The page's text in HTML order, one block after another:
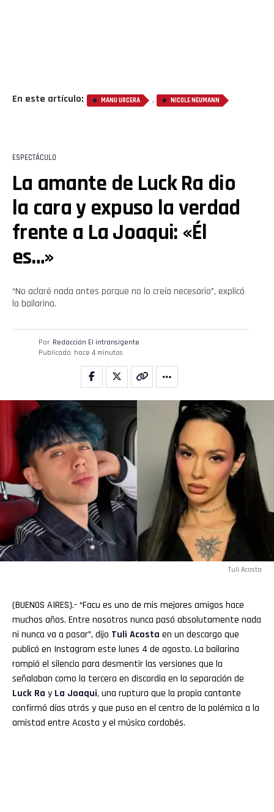
En este artículo: MANU URCERA , NICOLE NEUMANN
ESPECTÁCULO
La amante de Luck Ra dio
la cara y expuso la verdad
frente a La Joaqui: «Él
es…»
“No aclaré nada antes porque no lo creía necesario”, explicó
la bailarina.
Por Redacción El intransigente
Publicado hace 4 minutos
Tuli Acosta
(BUENOS AIRES).- “Facu es uno de mis mejores amigos hace
muchos años. Entre nosotros nunca pasó absolutamente nada
ni nunca va a pasar”, dijo Tuli Acosta en un descargo que
publicó en Instagram este lunes 4 de agosto. La bailarina
rompió el silencio para desmentir las versiones que la
señalaban como la tercera en discordia en la separación de
Luck Ra y La Joaqui, una ruptura que la propia cantante
confirmó días atrás y que puso en el centro de la polémica a la
amistad entre Acosta y el músico cordobés.